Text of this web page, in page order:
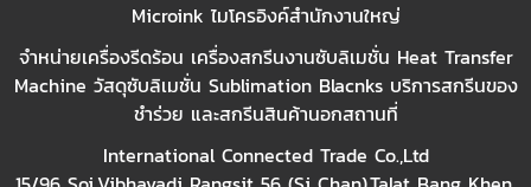
Microink ไมโครอิงค์สำนักงานใหญ่
จำหน่ายเครื่องรีดร้อน เครื่องสกรีนงานซับลิเมชั่น Heat Transfer
Machine วัสดุซับลิเมชั่น Sublimation Blacnks บริการสกรีนของ
ชำร่วย และสกรีนสินค้านอกสถานที่
International Connected Trade Co.,Ltd